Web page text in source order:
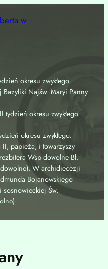
w
okresu zwykłego.
Bazyliki Najśw. Maryi Panny
okresu zwykłego.
okresu zwykłego.
II, papieża, i towarzyszy
Wsp dowolne Bł.
W archidiecezji
Bojanowskiego
sosnowieckiej Św.